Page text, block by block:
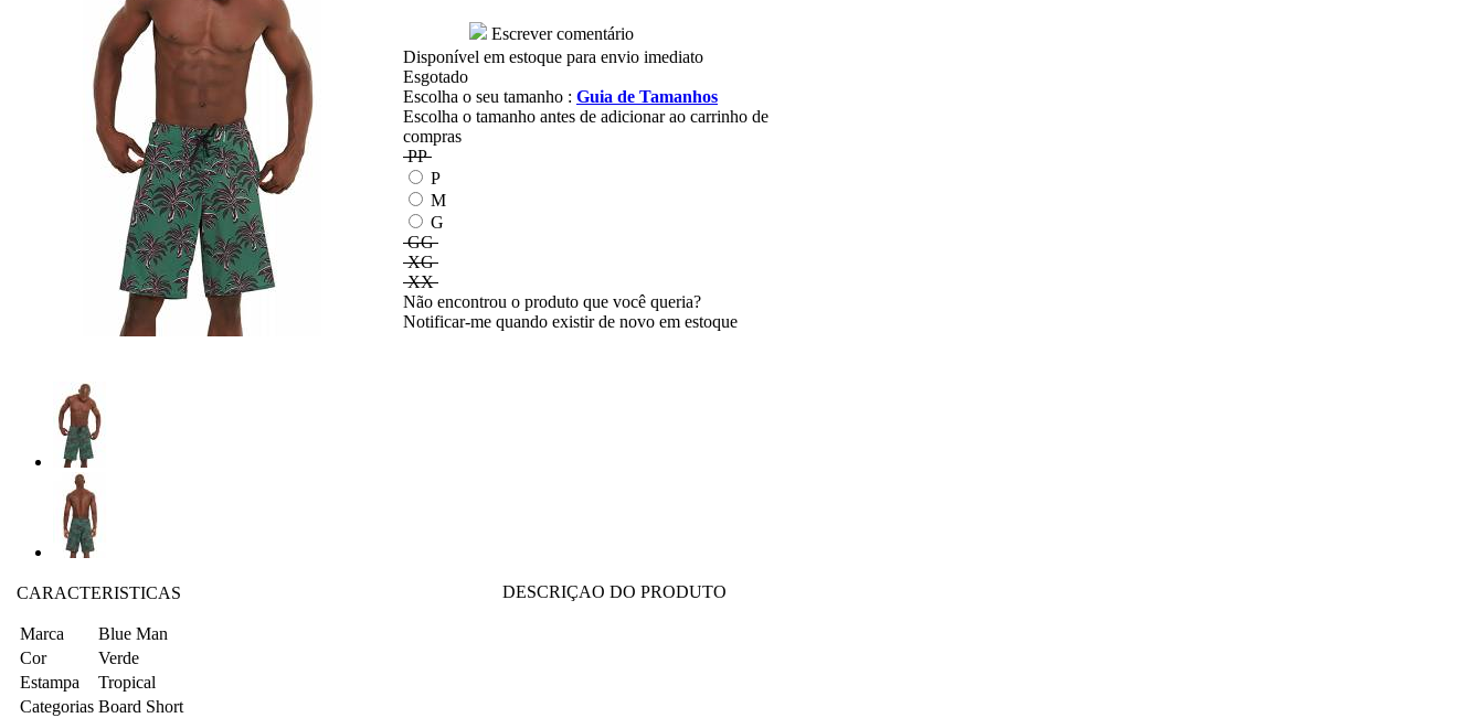
Escrever comentário
Disponível em estoque para envio imediato
Esgotado
Escolha o seu tamanho : Guia de Tamanhos
Escolha o tamanho antes de adicionar ao carrinho de
compras
PP
P
M
G
GG
XG
XX
Não encontrou o produto que você queria?
Notificar-me quando existir de novo em estoque
CARACTERISTICAS
Marca
Blue Man
Cor
Verde
Estampa
Tropical
Categorias Board Short
DESCRIÇAO DO PRODUTO